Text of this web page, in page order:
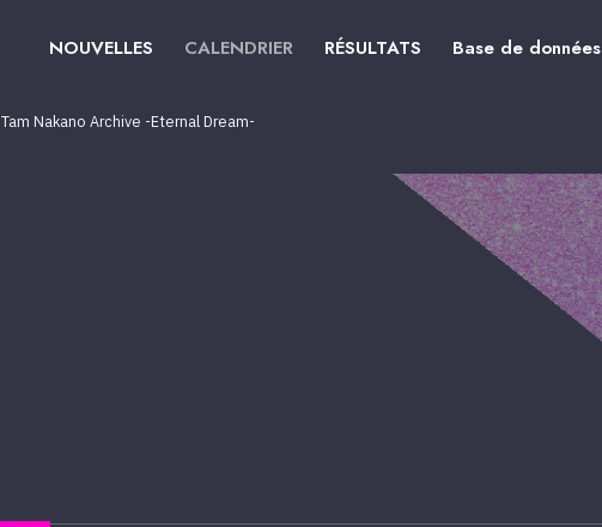
NOUVELLES CALENDRIER RÉSULTATS Base de données
Tam Nakano Archive -Eternal Dream-